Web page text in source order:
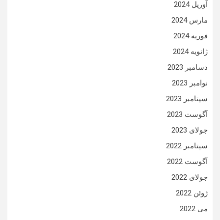
آوریل 2024
مارس 2024
فوریه 2024
ژانویه 2024
دسامبر 2023
نوامبر 2023
سپتامبر 2023
آگوست 2023
جولای 2023
سپتامبر 2022
آگوست 2022
جولای 2022
ژوئن 2022
می 2022